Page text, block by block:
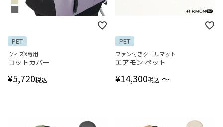
PET
ウィズX専用
コットカバー
¥5,720税込
PET
ファン付きクールマット
エアモン ペット
¥14,300税込 〜